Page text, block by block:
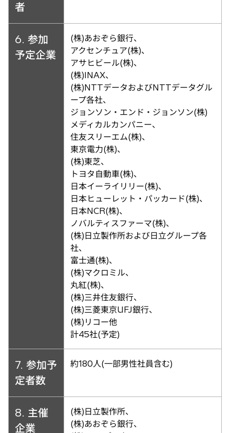
者
6. 参加
予定企業
(株)あおぞら銀行、
アクセンチュア(株)、
アサヒビール(株)、
(株)INAX、
(株)NTTデータおよびNTTデータグル
ープ各社、
ジョンソン・エンド・ジョンソン(株)
メディカルカンパニー、
住友スリーエム(株)、
東京電力(株)、
(株)東芝、
トヨタ自動車(株)、
日本イーライリリー(株)、
日本ヒューレット・パッカード(株)、
日本NCR(株)、
ノバルティスファーマ(株)、
(株)日立製作所および日立グループ各
社、
富士通(株)、
(株)マクロミル、
丸紅(株)、
(株)三井住友銀行、
(株)三菱東京UFJ銀行、
(株)リコー他
計45社(予定)
7. 参加予
定者数
約180人(一部男性社員含む)
8. 主催
企業
(株)日立製作所、
(株)あおぞら銀行、